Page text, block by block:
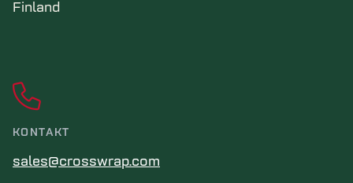
Finland
KONTAKT
sales@crosswrap.com